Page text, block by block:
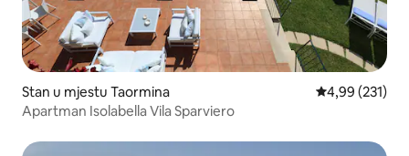
Stan u mjestu Taormina prosječna
4,99 (231)
Apartman Isolabella Vila Sparviero